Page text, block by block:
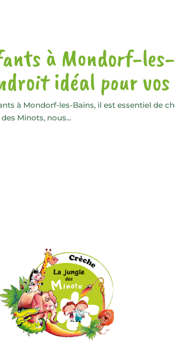
à Mondorf-
idéal pour
à Mondorf-les-Bains, il est essentiel de
Minots, nous...